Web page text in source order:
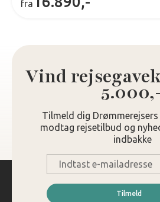
fra
Vind
Tilmeld dig
modtag rejsetilbud og
indbakke
mail
*
Tilmeld